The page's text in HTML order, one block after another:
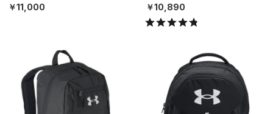
￥11,000 ￥10,890